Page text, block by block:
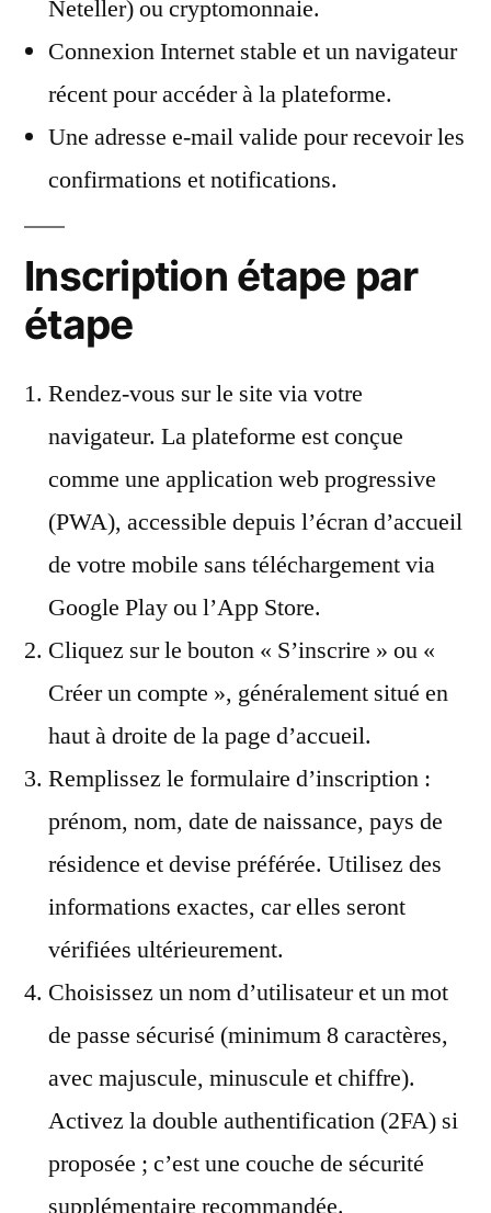
Neteller) ou cryptomonnaie.
Connexion Internet stable et un navigateur
récent pour accéder à la plateforme.
Une adresse e-mail valide pour recevoir les
confirmations et notifications.
Inscription étape par
étape
Rendez-vous sur le site via votre
navigateur. La plateforme est conçue
comme une application web progressive
(PWA), accessible depuis l’écran d’accueil
de votre mobile sans téléchargement via
Google Play ou l’App Store.
Cliquez sur le bouton « S’inscrire » ou «
Créer un compte », généralement situé en
haut à droite de la page d’accueil.
Remplissez le formulaire d’inscription :
prénom, nom, date de naissance, pays de
résidence et devise préférée. Utilisez des
informations exactes, car elles seront
vérifiées ultérieurement.
Choisissez un nom d’utilisateur et un mot
de passe sécurisé (minimum 8 caractères,
avec majuscule, minuscule et chiffre).
Activez la double authentification (2FA) si
proposée ; c’est une couche de sécurité
supplémentaire recommandée.